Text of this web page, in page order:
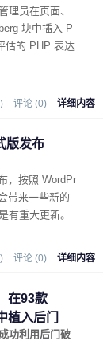
理员在页面、
块中插入 P
估的 PHP 表达
评论 (0) 详细内容
版发布
，按照 WordPr
带来一些新的
有重大更新。
评论 (0) 详细内容
在93款
入后门
功利用后门破